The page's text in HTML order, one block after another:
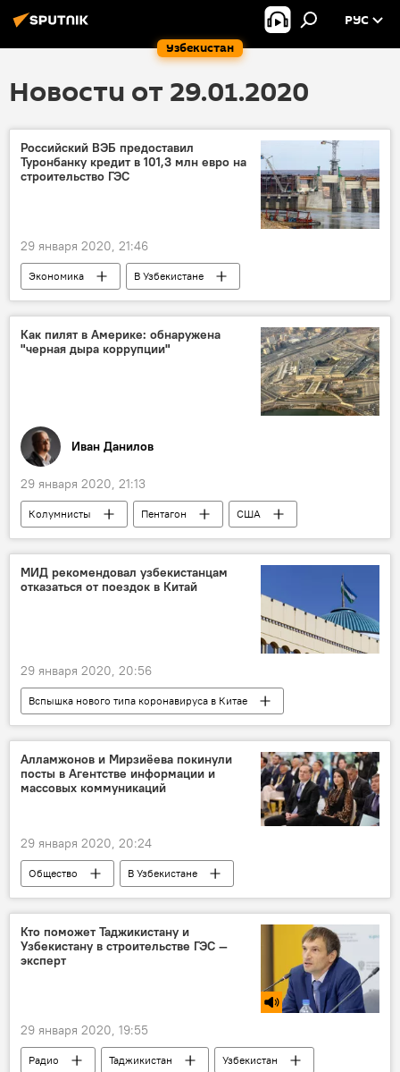
Узбекистан
РУС
Новости от 29.01.2020
Российский ВЭБ предоставил
Туронбанку кредит в 101,3 млн евро на
строительство ГЭС
29 января 2020, 21:46
Экономика
В Узбекистане
Узбекистан
ГЭС
Туронбанк
Экономика
ВЭБ.РФ
Как пилят в Америке: обнаружена
"черная дыра коррупции"
Иван Данилов
29 января 2020, 21:13
Колумнисты Пентагон
США
деньги
Коррупция
МИД рекомендовал узбекистанцам
отказаться от поездок в Китай
29 января 2020, 20:56
Вспышка нового типа коронавируса в Китае
Общество
Коронавирус COVID-19
МИД Узбекистана
Китай
Узбекистан
здоровье
Алламжонов и Мирзиёева покинули
посты в Агентстве информации и
массовых коммуникаций
29 января 2020, 20:24
Общество
В Узбекистане
Комил Алламжонов
Саида Мирзиёева
Агентство информации и массовых коммуникаций
Узбекистан
Кто поможет Таджикистану и
Узбекистану в строительстве ГЭС —
эксперт
29 января 2020, 19:55
Радио Таджикистан
Узбекистан